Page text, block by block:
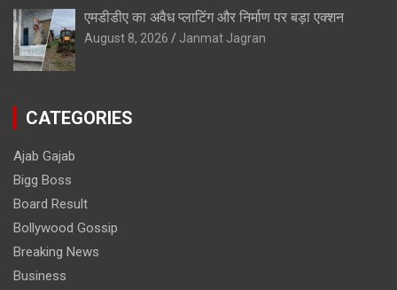
एमडीडीए का अवैध प्लाटिंग और निर्माण पर बड़ा एक्शन
August 8, 2026 Janmat Jagran
CATEGORIES
Ajab Gajab
Bigg Boss
Board Result
Bollywood Gossip
Breaking News
Business